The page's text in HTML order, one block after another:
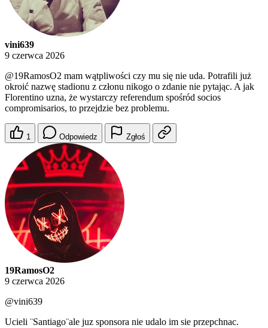
vini639
9 czerwca 2026
@19RamosO2 mam wątpliwości czy mu się nie uda. Potrafili już
okroić nazwę stadionu z członu nikogo o zdanie nie pytając. A jak
Florentino uzna, że wystarczy referendum spośród socios
compromisarios, to przejdzie bez problemu.
1 Odpowiedz Zgłoś
19RamosO2
9 czerwca 2026
@vini639
Ucieli ¨Santiago¨ale juz sponsora nie udalo im sie przepchnac.